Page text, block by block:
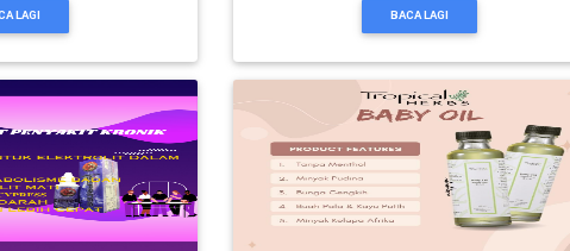
LAGI BACA LAGI